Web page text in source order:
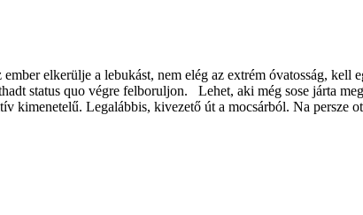
elkerülje a lebukást, nem elég az extrém óvatosság, kell
status quo végre felboruljon. Lehet, aki még sose járta
kimenetelű. Legalábbis, kivezető út a mocsárból. Na persze